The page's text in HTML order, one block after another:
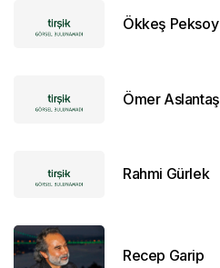
Ökkeş Peksoy
Ömer Aslantaş
Rahmi Gürlek
Recep Garip